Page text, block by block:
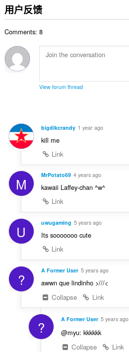
用户反馈
Comments: 8
View forum thread
bigdikcrandy 1 year ago
kill me
Link
M MrPotato69 4 years ago
kawaii Laffey-chan ^w^
Link
U uwugaming 5 years ago
Its sooooooo cute
Link
? A Former User 5 years ago
awwn que lindinho >///<
Collapse
Link
? A Former User 5 years ago
@myu: kkkkkk
Collapse
Link